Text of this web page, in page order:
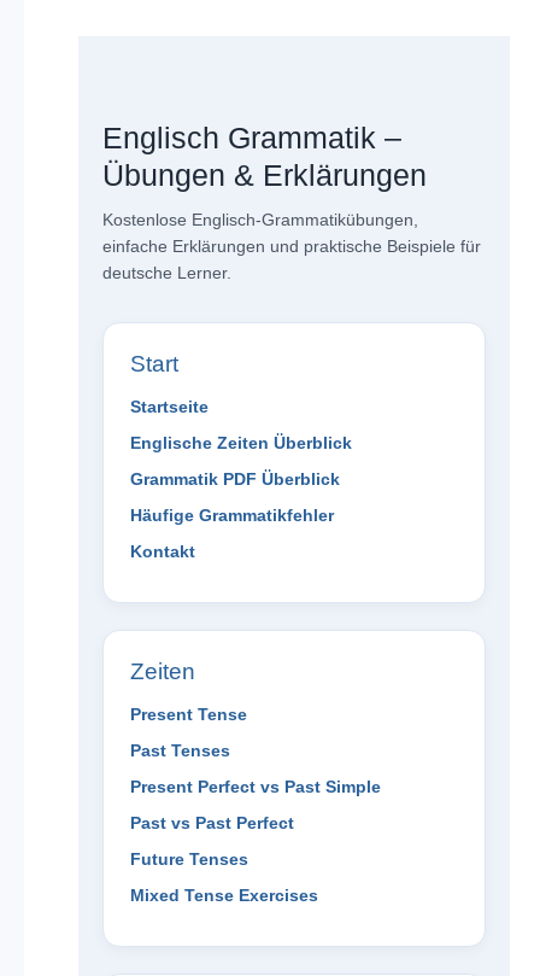
Englisch Grammatik –
Übungen & Erklärungen
Kostenlose Englisch-Grammatikübungen,
einfache Erklärungen und praktische Beispiele für
deutsche Lerner.
Start
Startseite
Englische Zeiten Überblick
Grammatik PDF Überblick
Häufige Grammatikfehler
Kontakt
Zeiten
Present Tense
Past Tenses
Present Perfect vs Past Simple
Past vs Past Perfect
Future Tenses
Mixed Tense Exercises